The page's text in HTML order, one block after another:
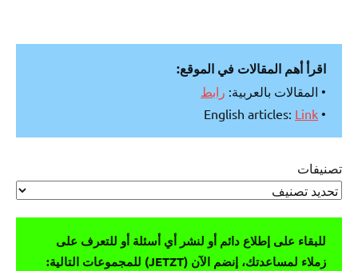
اقرأ أهم المقالات في الموقع:
• المقالات بالعربية: رابط
• English articles:
Link
تصنيفات
للبقاء على إطلاع دائم أو لنشر أي أسئلة أو للتعرف على
زملاء لمساعدتك، إنضم الآن (JETZT) للمجموعات التالية: